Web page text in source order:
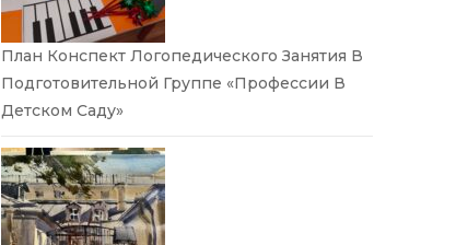
План Конспект Логопедического Занятия В
Подготовительной Группе «Профессии В
Детском Саду»